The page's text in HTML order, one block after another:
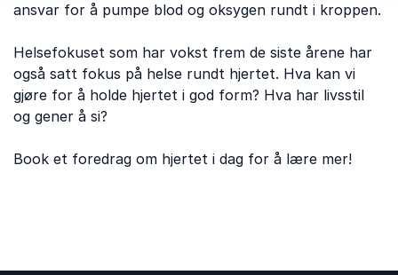
ansvar for å pumpe blod og oksygen rundt i kroppen.
Helsefokuset som har vokst frem de siste årene har
også satt fokus på helse rundt hjertet. Hva kan vi
gjøre for å holde hjertet i god form? Hva har livsstil
og gener å si?
Book et foredrag om hjertet i dag for å lære mer!